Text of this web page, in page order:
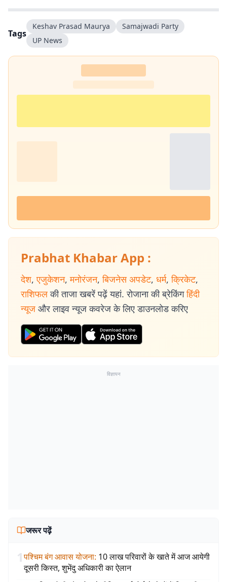
Tags
Keshav Prasad Maurya
Samajwadi Party
UP News
Prabhat Khabar App :
देश, एजुकेशन, मनोरंजन, बिजनेस अपडेट, धर्म, क्रिकेट,
राशिफल की ताजा खबरें पढ़ें यहां. रोजाना की ब्रेकिंग हिंदी
न्यूज और लाइव न्यूज कवरेज के लिए डाउनलोड करिए
विज्ञापन
जरूर पढ़ें
1पश्चिम बंग आवास योजना: 10 लाख परिवारों के खाते में आज आयेगी
दूसरी किस्त, शुभेंदु अधिकारी का ऐलान